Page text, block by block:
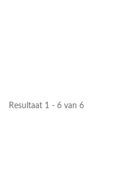
Resultaat 1 - 6 van 6